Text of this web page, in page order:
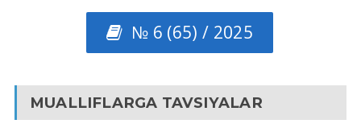
№ 6 (65) / 2025
MUALLIFLARGA TAVSIYALAR